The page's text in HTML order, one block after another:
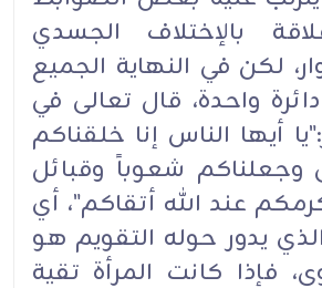
بالإختلاف الجسدي
لكن في النهاية الجميع
واحدة، قال تعالى في
أيها الناس إنا خلقناكم
وجعلناكم شعوباً وقبائل
عند الله أتقاكم"، أي
يدور حوله التقويم هو
فإذا كانت المرأة تقية